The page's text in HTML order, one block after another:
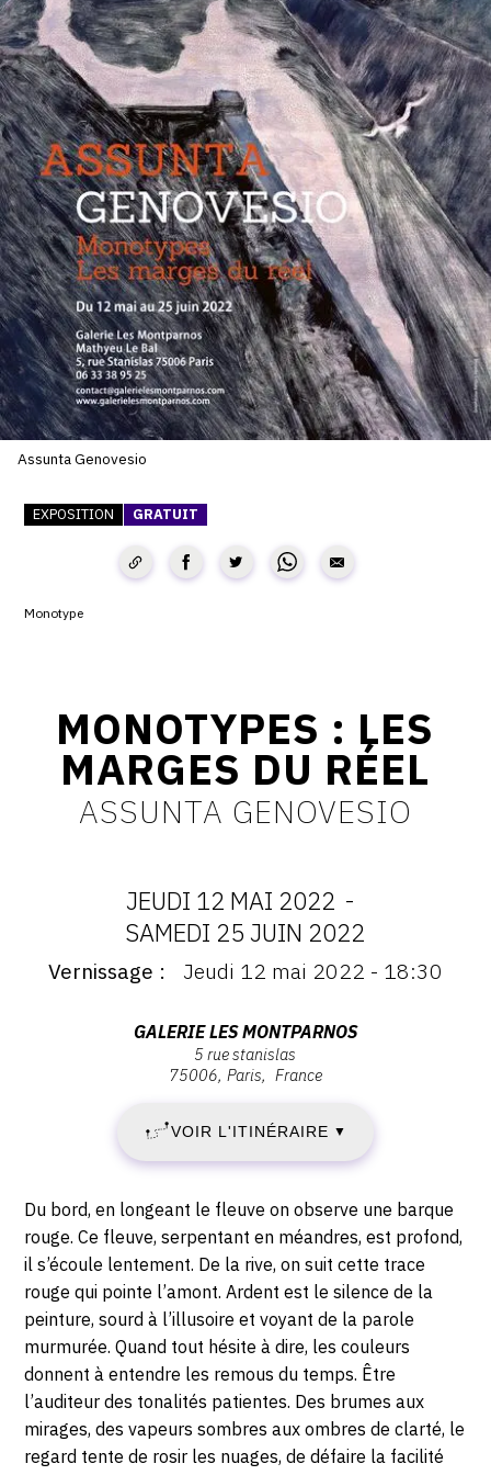
SERVICES
CRÉER SON CATALOGUE RAISONNÉ
ABONNEMENTS DÉDIÉS AUX GALERISTES
CRÉER SON SITE ARTISTE
CRÉER SON CATALOGUE D'EXPO
PUBLIER SES EXPOSITIONS
DEVENIR CONTRIBUTEUR
À PROPOS
L'ÉQUIPE OAM
CONTACT
CGU
INSTAGRAM
FACEBOOK
Assunta Genovesio
EXPOSITION GRATUIT
Monotype
MONOTYPES : LES
MARGES DU RÉEL
ASSUNTA GENOVESIO
DATES
:
JEUDI
12
MAI
2022
-
SAMEDI
25
JUIN
2022
JEUDI 12 MAI 2022 -
SAMEDI 25 JUIN 2022
Vernissage
Vernissage Jeudi 12 mai 2022 - 18:30
montparnos,
rue
Stanislas,
75006
Paris
GALERIE LES MONTPARNOS
5 rue stanislas
75006 Paris France
VOIR L'ITINÉRAIRE ▼
Description,
horaires...
Du bord, en longeant le fleuve on observe une barque
rouge. Ce fleuve, serpentant en méandres, est profond,
il s’écoule lentement. De la rive, on suit cette trace
rouge qui pointe l’amont. Ardent est le silence de la
peinture, sourd à l’illusoire et voyant de la parole
murmurée. Quand tout hésite à dire, les couleurs
donnent à entendre les remous du temps. Être
l’auditeur des tonalités patientes. Des brumes aux
mirages, des vapeurs sombres aux ombres de clarté, le
regard tente de rosir les nuages, de défaire la facilité